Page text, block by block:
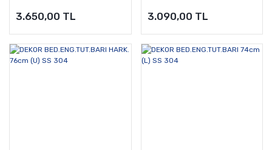
3.650,00 TL 3.090,00 TL